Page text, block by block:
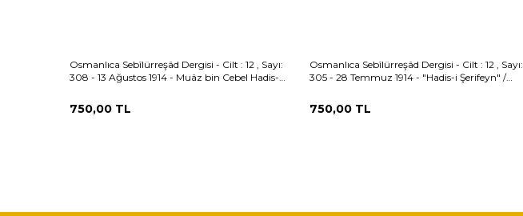
Osmanlıca Sebîlürreşâd Dergisi - Cilt : 12 , Sayı:
308 - 13 Ağustos 1914 - Muâz bin Cebel Hadis-i
750,00 TL
Osmanlıca Sebîlürreşâd Dergisi - Cilt : 12 , Sayı:
305 - 28 Temmuz 1914 - "Hadis-i Şerifeyn" /
750,00 TL